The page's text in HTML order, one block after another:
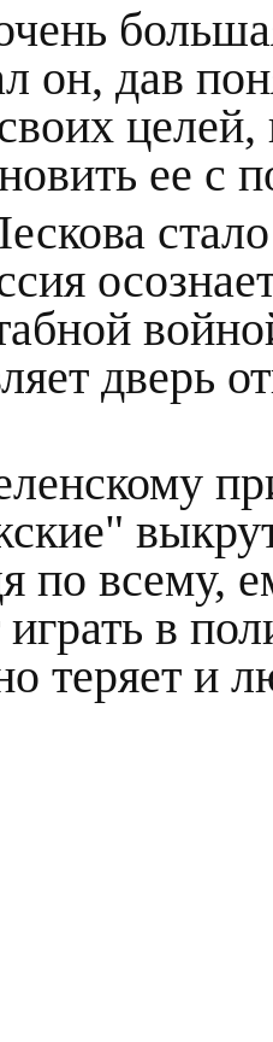
он, дав
ее
дверь
по
в
теряет и